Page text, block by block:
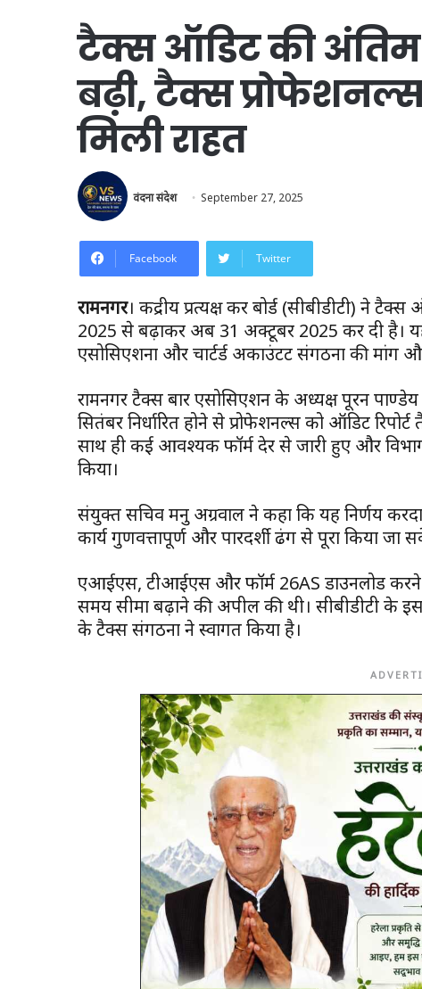
टैक्स ऑडिट की
बढ़ी, टैक्स
मिली राहत
वंदना संदेश September 27, 2025
Facebook Twitter
रामनगर। केंद्रीय प्रत्यक्ष कर बोर्ड (सीबीडीटी) ने
2025 से बढ़ाकर अब 31 अक्टूबर 2025 कर दी है।
एसोसिएशनों और चार्टर्ड अकाउंटेंट संगठनों की मांग
रामनगर टैक्स बार एसोसिएशन के अध्यक्ष पूरन
सितंबर निर्धारित होने से प्रोफेशनल्स को ऑडिट
साथ ही कई आवश्यक फॉर्म देर से जारी हुए और
किया।
संयुक्त सचिव मनु अग्रवाल ने कहा कि यह निर्णय
कार्य गुणवत्तापूर्ण और पारदर्शी ढंग से पूरा किया जा
एआईएस, टीआईएस और फॉर्म 26AS डाउनलोड
समय सीमा बढ़ाने की अपील की थी। सीबीडीटी के
के टैक्स संगठनों ने स्वागत किया है।